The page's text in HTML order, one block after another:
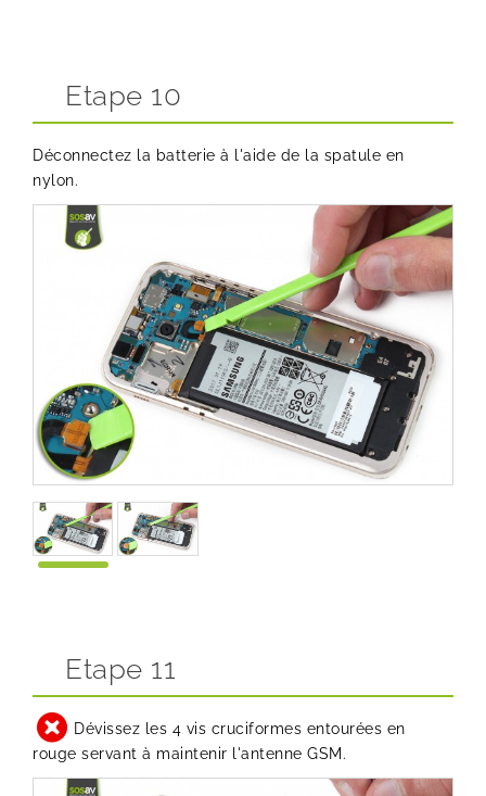
Etape 10
Déconnectez la batterie à l'aide de la spatule en
nylon.
Etape 11
Dévissez les 4 vis cruciformes entourées en
rouge servant à maintenir l'antenne GSM.